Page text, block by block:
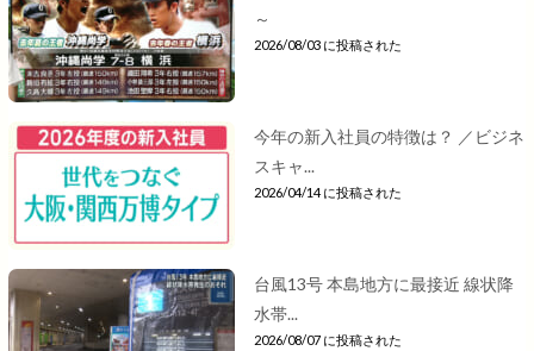
～
2026/08/03 に投稿された
今年の新入社員の特徴は？ ／ビジネ
スキャ...
2026/04/14 に投稿された
台風13号 本島地方に最接近 線状降
水帯...
2026/08/07 に投稿された